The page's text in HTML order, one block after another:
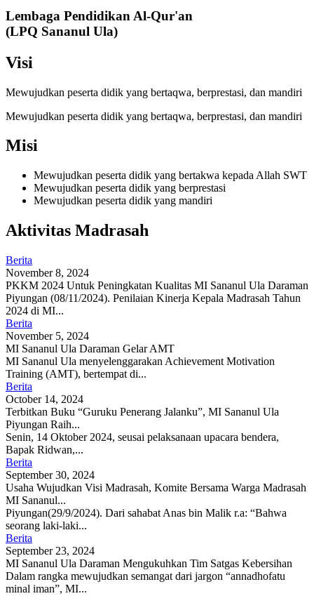
Lembaga Pendidikan Al-Qur'an
(LPQ Sananul Ula)
Visi
Mewujudkan peserta didik yang bertaqwa, berprestasi, dan mandiri
Mewujudkan peserta didik yang bertaqwa, berprestasi, dan mandiri
Misi
Mewujudkan peserta didik yang bertakwa kepada Allah SWT
Mewujudkan peserta didik yang berprestasi
Mewujudkan peserta didik yang mandiri
Aktivitas Madrasah
Berita
November 8, 2024
PKKM 2024 Untuk Peningkatan Kualitas MI Sananul Ula Daraman
Piyungan (08/11/2024). Penilaian Kinerja Kepala Madrasah Tahun
2024 di MI...
Berita
November 5, 2024
MI Sananul Ula Daraman Gelar AMT
MI Sananul Ula menyelenggarakan Achievement Motivation
Training (AMT), bertempat di...
Berita
October 14, 2024
Terbitkan Buku “Guruku Penerang Jalanku”, MI Sananul Ula
Piyungan Raih...
Senin, 14 Oktober 2024, seusai pelaksanaan upacara bendera,
Bapak Ridwan,...
Berita
September 30, 2024
Usaha Wujudkan Visi Madrasah, Komite Bersama Warga Madrasah
MI Sananul...
Piyungan(29/9/2024). Dari sahabat Anas bin Malik r.a: “Bahwa
seorang laki-laki...
Berita
September 23, 2024
MI Sananul Ula Daraman Mengukuhkan Tim Satgas Kebersihan
Dalam rangka mewujudkan semangat dari jargon “annadhofatu
minal iman”, MI...